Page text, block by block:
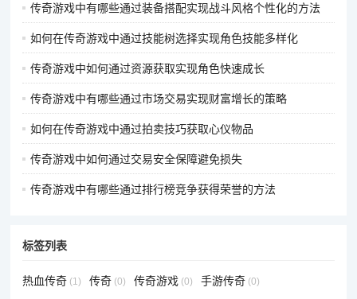
传奇游戏中有哪些通过装备搭配实现战斗风格个性化的方法
如何在传奇游戏中通过技能树选择实现角色技能多样化
传奇游戏中如何通过资源获取实现角色快速成长
传奇游戏中有哪些通过市场交易实现财富增长的策略
如何在传奇游戏中通过拍卖技巧获取心仪物品
传奇游戏中如何通过交易安全保障避免损失
传奇游戏中有哪些通过排行榜竞争获得荣誉的方法
标签列表
热血传奇 (1) 传奇 (0) 传奇游戏 (0) 手游传奇 (0)